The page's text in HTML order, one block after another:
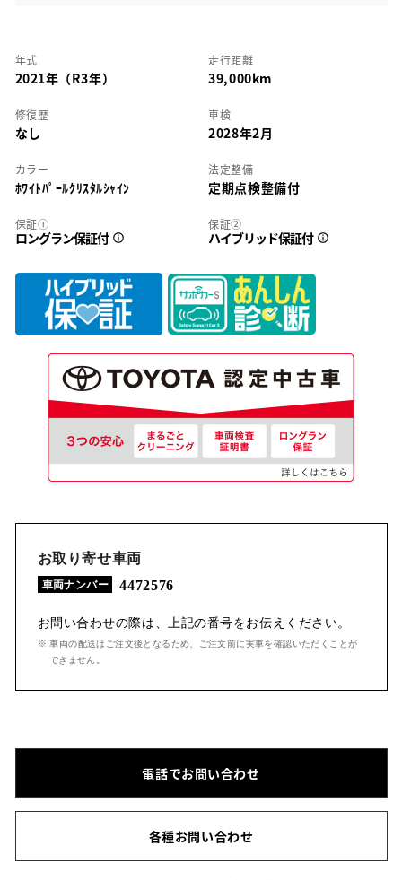
年式
2021年（R3年）
走行距離
39,000km
修復歴
なし
車検
2028年2月
カラー
ﾎﾜｲﾄﾊﾟｰﾙｸﾘｽﾀﾙｼｬｲﾝ
法定整備
定期点検整備付
保証①
ロングラン保証付
保証②
ハイブリッド保証付
お取り寄せ車両
車両ナンバー 4472576
お問い合わせの際は、上記の番号をお伝えください。
※ 車両の配送はご注文後となるため、ご注文前に実車を確認いただくことが
できません。
電話でお問い合わせ
各種お問い合わせ